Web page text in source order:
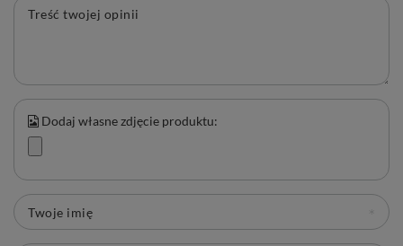
Treść twojej opinii
Dodaj własne zdjęcie produktu:
Twoje imię